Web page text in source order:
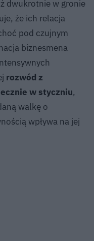
dwukrotnie w gronie
że ich relacja
pod czujnym
biznesmena
rozwód z
w styczniu,
walkę o
wpływa na jej